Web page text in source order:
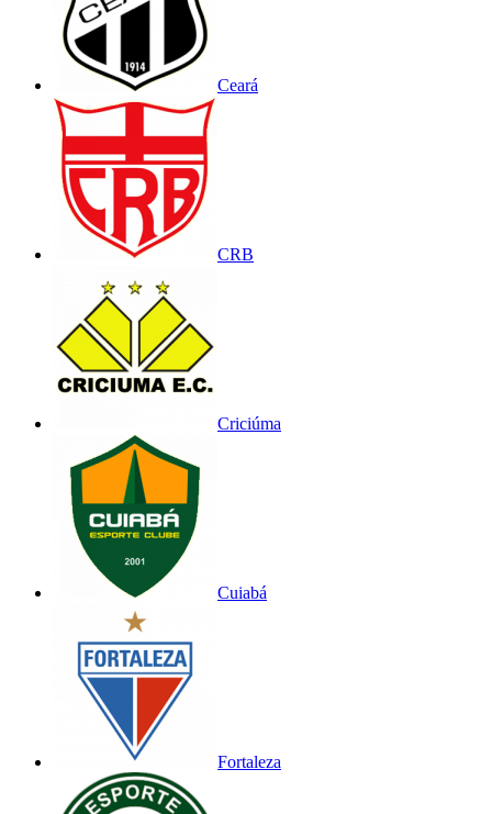
Ceará
CRB
Criciúma
Cuiabá
Fortaleza